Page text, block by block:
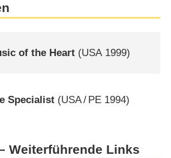
of the Heart (USA1999)
Specialist (USA/ PE 1994)
Weiterführende Links